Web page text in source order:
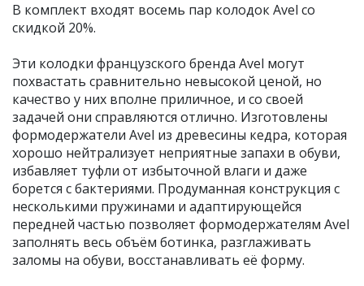
В комплект входят восемь пар колодок Avel со
скидкой 20%.
Эти колодки французского бренда Avel могут
похвастать сравнительно невысокой ценой, но
качество у них вполне приличное, и со своей
задачей они справляются отлично. Изготовлены
формодержатели Avel из древесины кедра, которая
хорошо нейтрализует неприятные запахи в обуви,
избавляет туфли от избыточной влаги и даже
борется с бактериями. Продуманная конструкция с
несколькими пружинами и адаптирующейся
передней частью позволяет формодержателям Avel
заполнять весь объём ботинка, разглаживать
заломы на обуви, восстанавливать её форму.